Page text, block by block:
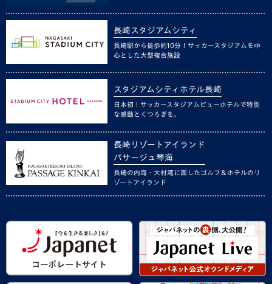
長崎スタジアムシティ
長崎駅から徒歩約10分！サッカースタジアムを中
心とした大型複合施設
スタジアムシティホテル長崎
日本初！サッカースタジアムビューホテルで特別
な感動とくつろぎを。
長崎リゾートアイランド
パサージュ琴海
長崎の内海・大村湾に面したゴルフ＆ホテルのリ
ゾートアイランド